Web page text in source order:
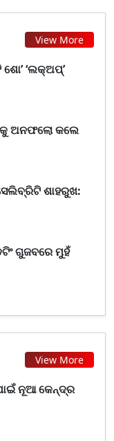
View More
‘ଲକ୍‌ଅପ୍’
ଅନଫଲୋ କଲେ
ଶାହରୁଖ:
ଗୁଜବରେ ମୁହଁ
View More
ନୂଆ କେନ୍ଦ୍ର